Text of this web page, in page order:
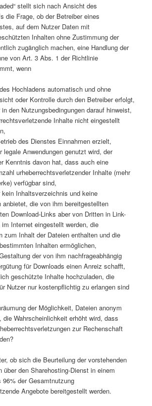
stellt sich nach Ansicht des
die Frage, ob der Betreiber eines
auf dem Nutzer Daten mit
Inhalten ohne Zustimmung der
zugänglich machen, eine Handlung der
von Art. 3 Abs. 1 der Richtlinie
wenn
Hochladens automatisch und ohne
oder Kontrolle durch den Betreiber erfolgt,
den Nutzungsbedingungen darauf hinweist,
Inhalte nicht eingestellt
des Dienstes Einnahmen erzielt,
legale Anwendungen genutzt wird, der
Kenntnis davon hat, dass auch eine
urheberrechtsverletzender Inhalte (mehr
verfügbar sind,
kein Inhaltsverzeichnis und keine
anbietet, die von ihm bereitgestellten
Download-Links aber von Dritten in Link-
Internet eingestellt werden, die
zum Inhalt der Dateien enthalten und die
Inhalten ermöglichen,
der von ihm nachfrageabhängig
für Downloads einen Anreiz schafft,
geschützte Inhalte hochzuladen, die
Nutzer nur kostenpflichtig zu erlangen sind
der Möglichkeit, Dateien anonym
die Wahrscheinlichkeit erhöht wird, dass
zur Rechenschaft
ob sich die Beurteilung der vorstehenden
über den Sharehosting-Dienst in einem
96% der Gesamtnutzung
Angebote bereitgestellt werden.